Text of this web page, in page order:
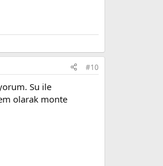
#10
Su ile
olarak monte